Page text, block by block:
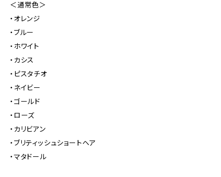
＜通常色＞
・オレンジ
・ブルー
・ホワイト
・カシス
・ピスタチオ
・ネイビー
・ゴールド
・ローズ
・カリビアン
・ブリティッシュショートヘア
・マタドール